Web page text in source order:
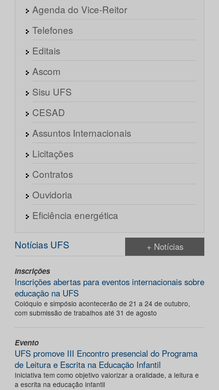
Agenda do Vice-Reitor
Telefones
Editais
Ascom
Sisu UFS
CESAD
Assuntos Internacionais
Licitações
Contratos
Ouvidoria
Eficiência energética
Notícias UFS + Notícias
Inscrições
Inscrições abertas para eventos internacionais sobre
educação na UFS
Colóquio e simpósio acontecerão de 21 a 24 de outubro,
com submissão de trabalhos até 31 de agosto
Evento
UFS promove III Encontro presencial do Programa
de Leitura e Escrita na Educação Infantil
Iniciativa tem como objetivo valorizar a oralidade, a leitura e
a escrita na educação infantil